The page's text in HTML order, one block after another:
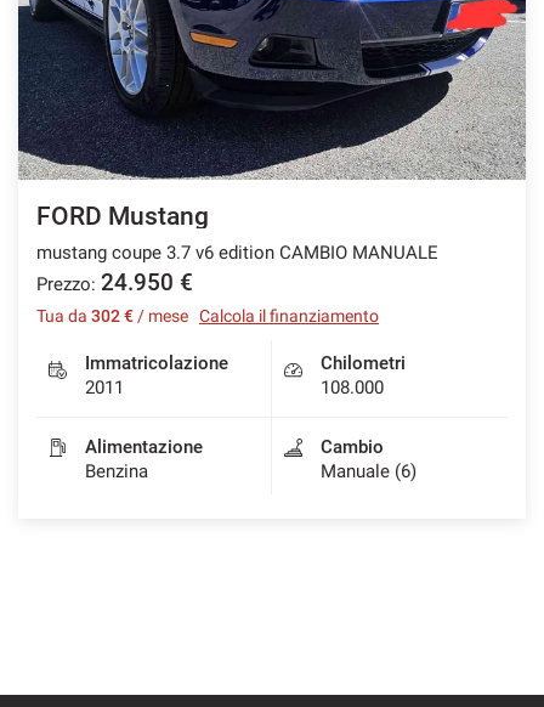
FORD Mustang
mustang coupe 3.7 v6 edition CAMBIO MANUALE
Prezzo: 24.950 €
Tua da 302 € / mese Calcola il finanziamento
Immatricolazione
2011
Chilometri
108.000
Alimentazione
Benzina
Cambio
Manuale (6)